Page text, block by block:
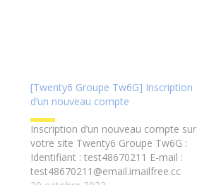
[Twenty6 Groupe Tw6G] Inscription
d’un nouveau compte
Inscription d’un nouveau compte sur
votre site Twenty6 Groupe Tw6G :
Identifiant : test48670211 E-mail :
test48670211@email.imailfree.cc